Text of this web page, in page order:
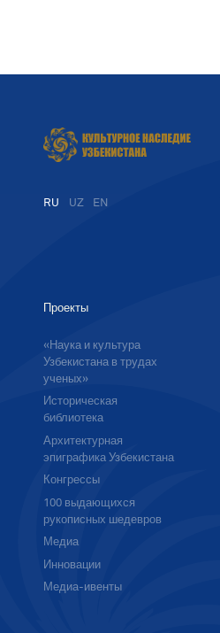
RU UZ EN
Проекты
«Наука и культура
Узбекистана в трудах
ученых»
Историческая
библиотека
Архитектурная
эпиграфика Узбекистана
Конгрессы
100 выдающихся
рукописных шедевров
Медиа
Инновации
Медиа-ивенты